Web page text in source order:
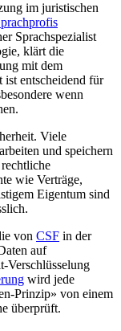
im juristischen
Sprachspezialist
klärt die
mit dem
ist entscheidend für
wenn
Viele
und speichern
wie Verträge,
Eigentum sind
von CSF in der
auf
Verschlüsselung
wird jede
Prinzip» von einem
überprüft.